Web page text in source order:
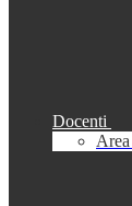
Docenti